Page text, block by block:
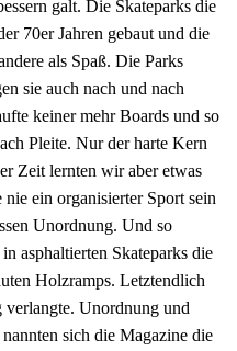
galt. Die Skateparks die
70er Jahren gebaut und die
als Spaß. Die Parks
sie auch nach und nach
keiner mehr Boards und so
Pleite. Nur der harte Kern
Zeit lernten wir aber etwas
ein organisierter Sport sein
Unordnung. Und so
asphaltierten Skateparks die
Holzramps. Letztendlich
verlangte. Unordnung und
sich die Magazine die